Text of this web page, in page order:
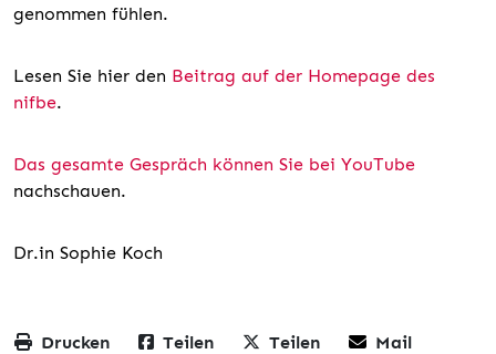
genommen fühlen.
Lesen Sie hier den Beitrag auf der Homepage des
nifbe.
Das gesamte Gespräch können Sie bei YouTube
nachschauen.
Dr.in Sophie Koch
Drucken Teilen Teilen Mail